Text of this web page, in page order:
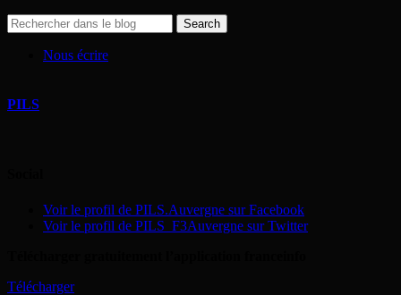
Nous écrire
PILS
Voir le profil de PILS.Auvergne sur Facebook
Voir le profil de PILS_F3Auvergne sur Twitter
Télécharger